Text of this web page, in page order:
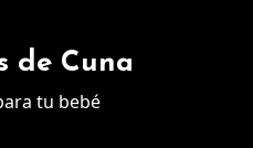
de Cuna
tu bebé